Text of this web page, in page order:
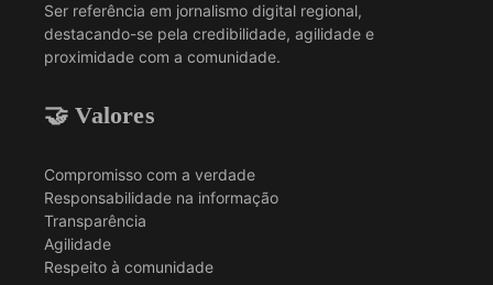
Ser referência em jornalismo digital regional,
destacando-se pela credibilidade, agilidade e
proximidade com a comunidade.
🤝 Valores
Compromisso com a verdade
Responsabilidade na informação
Transparência
Agilidade
Respeito à comunidade